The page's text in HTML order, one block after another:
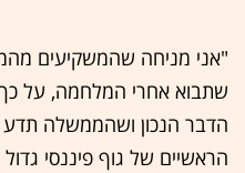
"אני מניחה שהמשקיעים
שתבוא אחרי המלחמה, על
הדבר הנכון ושהממשלה
הראשיים של גוף פיננסי